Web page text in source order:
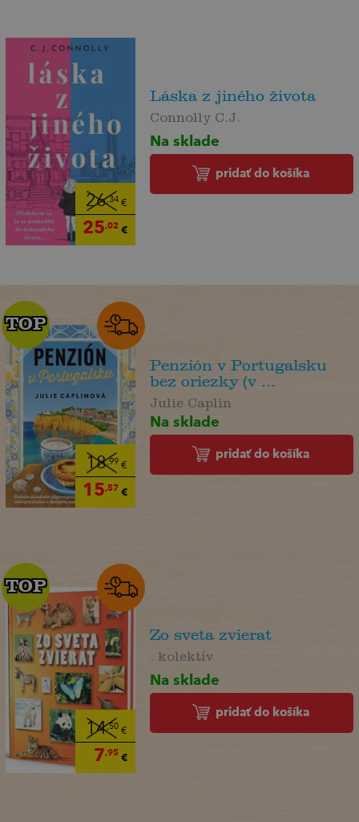
26,34€
25,02€
Láska z jiného života
Connolly C.J.
Na sklade
pridať do košíka
18,99 €
15,57 €
TOP
TOP
Penzión v Portugalsku
bez oriezky (v ...
Julie Caplin
Na sklade
pridať do košíka
14,50€
7,95€
TOP
TOP
Zo sveta zvierat
. kolektív
Na sklade
pridať do košíka